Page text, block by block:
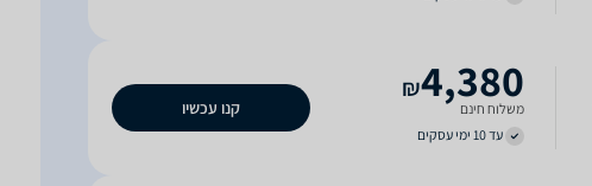
4,380
₪
משלוח חינם
עד 10 ימי עסקים
קנו עכשיו